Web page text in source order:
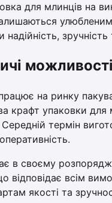
для млинців на
надійність,
на ринку
крафт упаковки для
термін
в своєму
відповідає всім
якості та